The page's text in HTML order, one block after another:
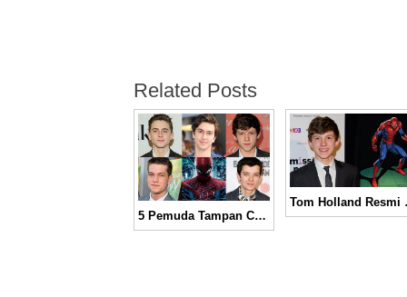
Related Posts
5 Pemuda Tampan Calon Pemeran “Spider-Man” Versi Terbaru
Tom